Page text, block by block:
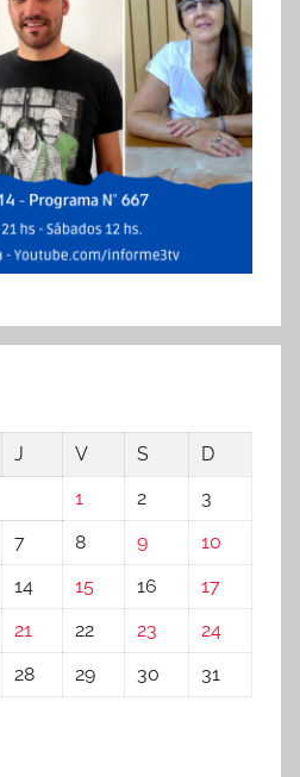
J V S
D
1
2
3
7 8 9
10
14 15 16
17
21 22 23
24
28 29 30 31